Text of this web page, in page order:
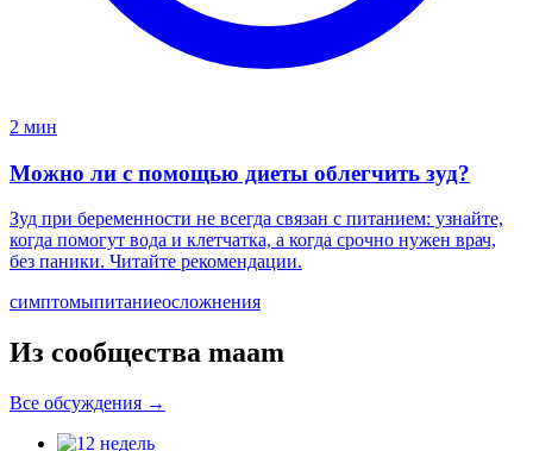
2 мин
Можно ли с помощью диеты облегчить зуд?
Зуд при беременности не всегда связан с питанием: узнайте,
когда помогут вода и клетчатка, а когда срочно нужен врач,
без паники. Читайте рекомендации.
симптомыпитаниеосложнения
Из сообщества maam
Все обсуждения →